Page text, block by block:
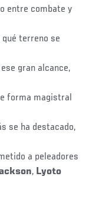
entre combate y
terreno se
gran alcance,
forma magistral
se ha destacado,
a peleadores
, Lyoto